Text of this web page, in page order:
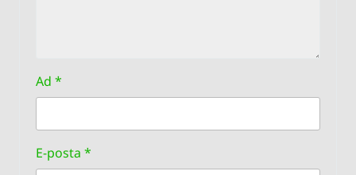
Ad *
E-posta *